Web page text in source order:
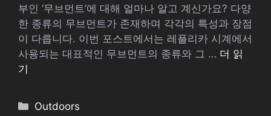
부인 ‘무브먼트’에 대해 얼마나 알고 계신가요? 다양
한 종류의 무브먼트가 존재하며 각각의 특성과 장점
이 다릅니다. 이번 포스트에서는 레플리카 시계에서
사용되는 대표적인 무브먼트의 종류와 그 … 더 읽
기
카
Outdoors